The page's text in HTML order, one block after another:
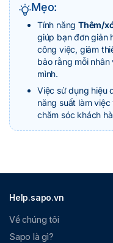
Mẹo:
Tính năng Thêm/
giúp bạn đơn giản
công việc, giảm
bảo rằng mỗi
mình.
Việc sử dụng hiệu
năng suất làm
chăm sóc khách
Help.sapo.vn
Về chúng tôi
Sapo là gì?